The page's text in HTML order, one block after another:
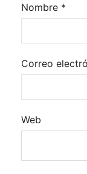
Nombre *
Correo
Web